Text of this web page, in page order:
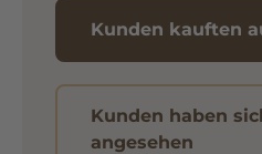
Kunden kauften
Kunden haben
angesehen